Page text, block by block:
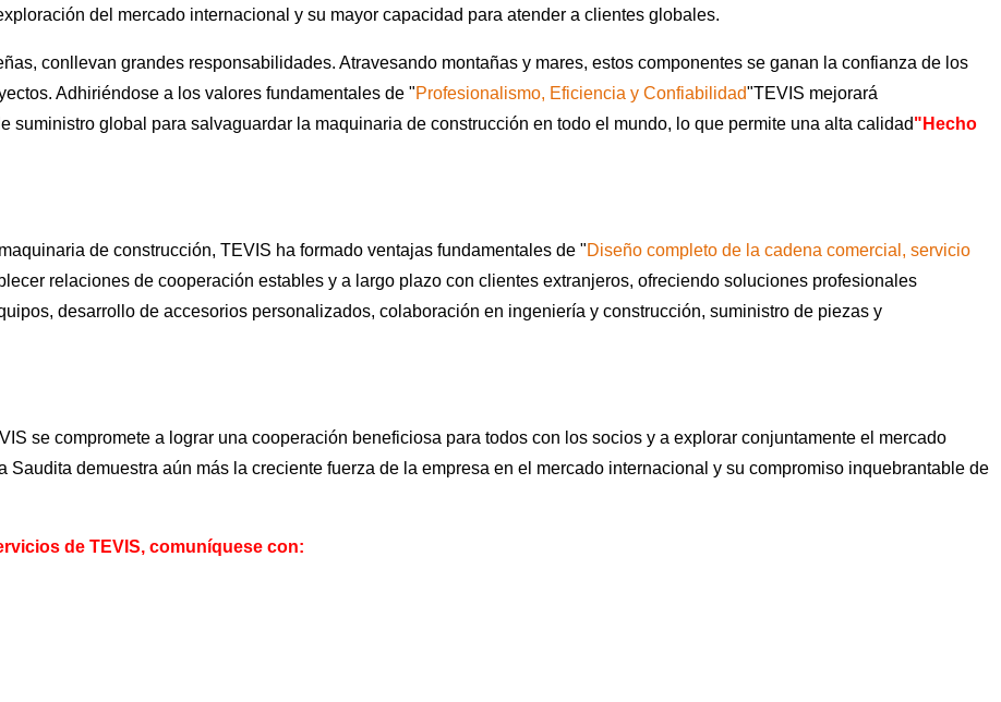
del mercado internacional y su mayor capacidad para atender a clientes globales.
conllevan grandes responsabilidades. Atravesando montañas y mares, estos componentes se ganan la confianza de los
Adhiriéndose a los valores fundamentales de "Profesionalismo, Eficiencia y Confiabilidad"TEVIS mejorará
global para salvaguardar la maquinaria de construcción en todo el mundo, lo que permite una alta calidad"Hecho
de construcción, TEVIS ha formado ventajas fundamentales de "Diseño completo de la cadena comercial, servicio
relaciones de cooperación estables y a largo plazo con clientes extranjeros, ofreciendo soluciones profesionales
desarrollo de accesorios personalizados, colaboración en ingeniería y construcción, suministro de piezas y
se compromete a lograr una cooperación beneficiosa para todos con los socios y a explorar conjuntamente el mercado
demuestra aún más la creciente fuerza de la empresa en el mercado internacional y su compromiso inquebrantable de
de TEVIS, comuníquese con: